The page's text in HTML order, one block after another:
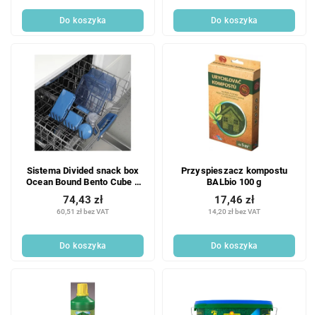
Do koszyka Do koszyka
Sistema Divided snack box
Ocean Bound Bento Cube z
pojemnikiem na jogurt i 2
tackami 1,25 l, mix kolorów
60,51 zł bez VAT
74,43 zł
Do koszyka
Przyspieszacz kompostu
BALbio 100 g
14,20 zł bez VAT
17,46 zł
Do koszyka